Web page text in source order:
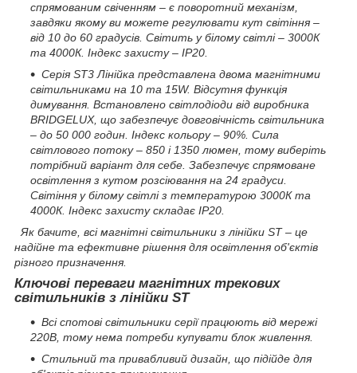
спрямованим свіченням – є поворотний механізм,
завдяки якому ви можете регулювати кут світіння –
від 10 до 60 градусів. Світить у білому світлі – 3000К
та 4000К. Індекс захисту – IP20.
Серія ST3 Лінійка представлена двома магнітними
світильниками на 10 та 15W. Відсутня функція
димування. Встановлено світлодіоди від виробника
BRIDGELUX, що забезпечує довговічність світильника
– до 50 000 годин. Індекс кольору – 90%. Сила
світлового потоку – 850 і 1350 люмен, тому виберіть
потрібний варіант для себе. Забезпечує спрямоване
освітлення з кутом розсіювання на 24 градуси.
Світіння у білому світлі з температурою 3000К та
4000К. Індекс захисту складає IP20.
Як бачите, всі магнітні світильники з лінійки ST – це
надійне та ефективне рішення для освітлення об'єктів
різного призначення.
Ключові переваги магнітних трекових
світильників з лінійки ST
Всі спотові світильники серії працюють від мережі
220В, тому нема потреби купувати блок живлення.
Стильний та привабливий дизайн, що підійде для